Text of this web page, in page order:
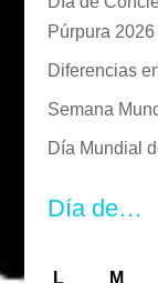
Púrpura 2026
Diferencias
Semana
Día Mundial
Día de…
L M